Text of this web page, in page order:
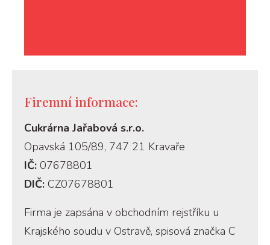
Firemní informace:
Cukrárna Jařabová s.r.o.
Opavská 105/89, 747 21 Kravaře
IČ: 07678801
DIČ: CZ07678801
Firma je zapsána v obchodním rejstříku u
Krajského soudu v Ostravě, spisová značka C